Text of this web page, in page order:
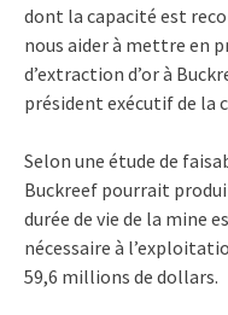
dont la capacité est
nous aider à mettre en
d’extraction d’or à
président exécutif de la
Selon une étude de
Buckreef pourrait
durée de vie de la mine
nécessaire à
59,6 millions de dollars.